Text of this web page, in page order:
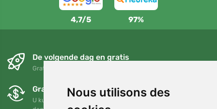
Nous utilisons des
4,7/5 97%
De volgende dag en gratis
Gratis verzending voor bestellingen boven 95 EUR
Gratis ruilen en retourneren
U kunt uw bestelling op elk gewenst moment binnen 90